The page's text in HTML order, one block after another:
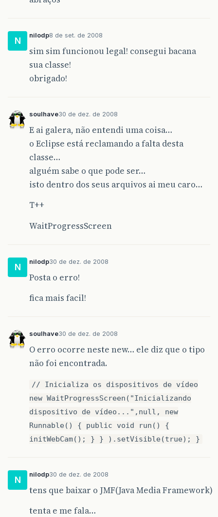
N
nilodp8 de set. de 2008
sim sim funcionou legal! consegui bacana
sua classe!
obrigado!
soulhave30 de dez. de 2008
E ai galera, não entendi uma coisa…
o Eclipse está reclamando a falta desta
classe…
alguém sabe o que pode ser…
isto dentro dos seus arquivos ai meu caro…
T++
WaitProgressScreen
N
nilodp30 de dez. de 2008
Posta o erro!
fica mais facil!
soulhave30 de dez. de 2008
O erro ocorre neste new… ele diz que o tipo
não foi encontrada.
// Inicializa os dispositivos de vídeo
new WaitProgressScreen("Inicializando
dispositivo de vídeo...",null, new
Runnable() { public void run() {
initWebCam(); } } ).setVisible(true); }
N
nilodp30 de dez. de 2008
tens que baixar o JMF(Java Media Framework)
tenta e me fala…